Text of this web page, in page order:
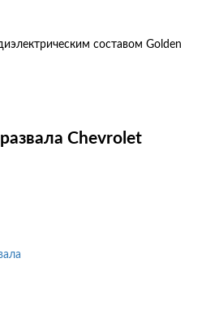
составом Golden
Chevrolet